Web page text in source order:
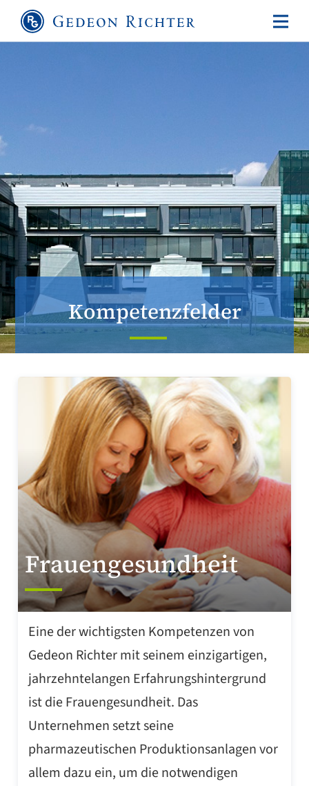
Kompetenzfelder
Frauengesundheit
Eine der wichtigsten Kompetenzen von
Gedeon Richter mit seinem einzigartigen,
jahrzehntelangen Erfahrungshintergrund
ist die Frauengesundheit. Das
Unternehmen setzt seine
pharmazeutischen Produktionsanlagen vor
allem dazu ein, um die notwendigen